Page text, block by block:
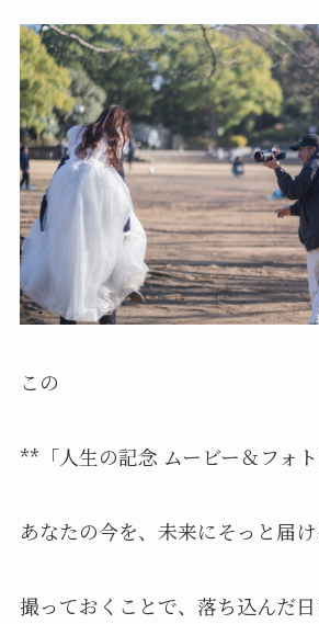
この
**「人生の記念 ムービー＆フォト
あなたの今を、未来にそっと届け
撮っておくことで、落ち込んだ